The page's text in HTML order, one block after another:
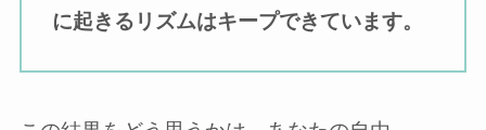
に起きるリズムはキープできています。